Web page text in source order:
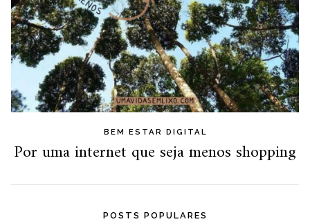
BEM ESTAR DIGITAL
Por uma internet que seja menos shopping
POSTS POPULARES